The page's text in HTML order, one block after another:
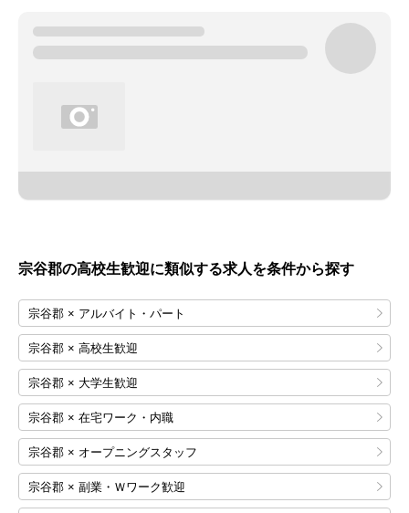
宗谷郡の高校生歓迎に類似する求人を条件から探す
宗谷郡 × アルバイト・パート
宗谷郡 × 高校生歓迎
宗谷郡 × 大学生歓迎
宗谷郡 × 在宅ワーク・内職
宗谷郡 × オープニングスタッフ
宗谷郡 × 副業・Ｗワーク歓迎